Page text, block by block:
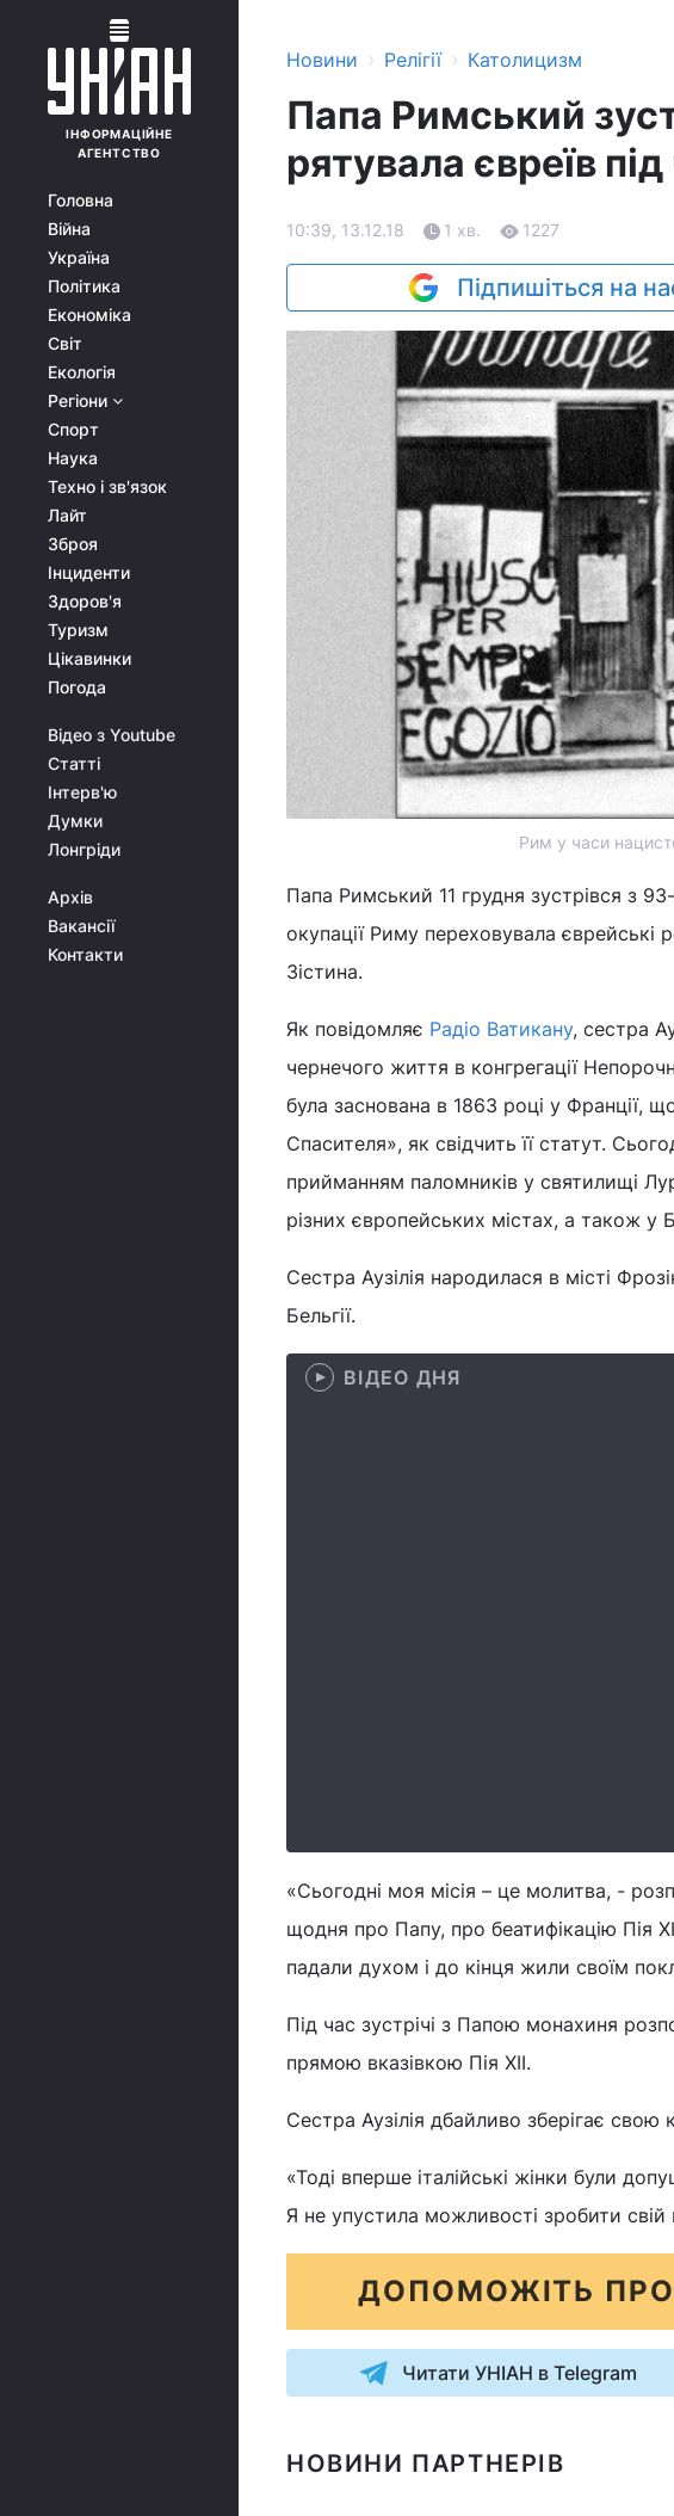
ІНФОРМАЦІЙНЕ
АГЕНТСТВО
Головна
Війна
Україна
Політика
Економіка
Світ
Екологія
Регіони
Спорт
Наука
Техно і зв'язок
Лайт
Зброя
Інциденти
Здоров'я
Туризм
Цікавинки
Погода
Відео з Youtube
Статті
Інтерв'ю
Думки
Лонгріди
Архів
Вакансії
Контакти
Новини › Релігії › Католицизм
Папа Римський
рятувала євреїв
10:39, 13.12.18 1 хв. 1227
Підпишіться на
Рим у часи
Папа Римський 11 грудня зустрівся з
окупації Риму переховувала єврейські
Зістина.
Як повідомляє Радіо Ватикану, сестра
чернечого життя в конгрегації
була заснована в 1863 році у Франції,
Спасителя», як свідчить її статут.
прийманням паломників у святилищі
різних європейських містах, а також у
Сестра Аузілія народилася в місті
Бельгії.
ВІДЕО ДНЯ
«Сьогодні моя місія – це молитва, -
щодня про Папу, про беатифікацію Пія
падали духом і до кінця жили своїм
Під час зустрічі з Папою монахиня
прямою вказівкою Пія XII.
Сестра Аузілія дбайливо зберігає
«Тоді вперше італійські жінки були
Я не упустила можливості зробити свій
ДОПОМОЖІТЬ
Читати УНІАН в Telegram
НОВИНИ ПАРТНЕРІВ